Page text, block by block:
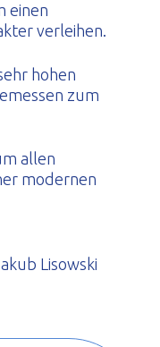
einen
verleihen.
hohen
zum
allen
modernen
Lisowski